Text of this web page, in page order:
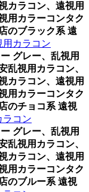
カラコン、遠視用
用カラーコンタク
のブラック系 遠
用カラコン
グレー、乱視用
乱視用カラコン、
カラコン、遠視用
用カラーコンタク
のチョコ系 遠視
ラコン
グレー、乱視用
乱視用カラコン、
カラコン、遠視用
用カラーコンタク
のブルー系 遠視